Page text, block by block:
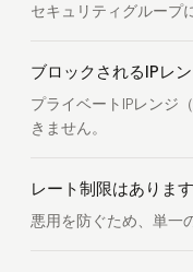
セキュリティグループ
ブロックされるIPレ
プライベートIPレンジ
きません。
レート制限はありま
悪用を防ぐため、単一